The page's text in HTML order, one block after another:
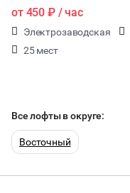
от 450 ₽/ час
Электрозаводская
25 мест
Все лофты в округе:
Восточный